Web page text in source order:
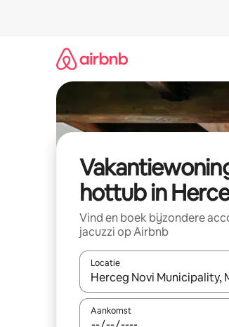
hottub in
Vind en boek bijzondere
jacuzzi op Airbnb
Locatie
Wanneer er suggesties
Aankomst